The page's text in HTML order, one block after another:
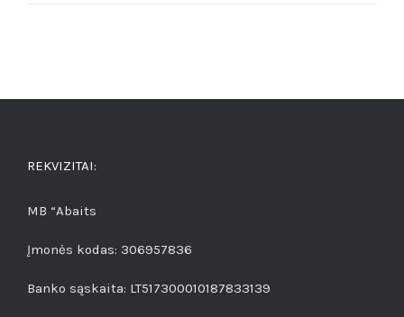
REKVIZITAI:
MB “Abaits
Įmonės kodas: 306957836
Banko sąskaita: LT517300010187833139